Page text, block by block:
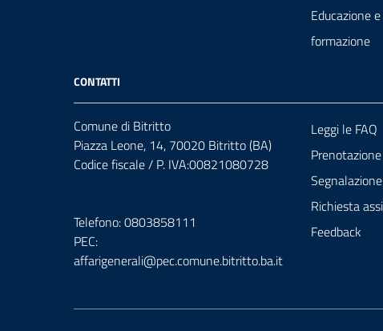
Educazione e
formazione
CONTATTI
Comune di Bitritto
Piazza Leone, 14, 70020 Bitritto (BA)
Codice fiscale / P. IVA:00821080728
Telefono: 0803858111
PEC:
affarigenerali@pec.comune.bitritto.ba.it
Leggi le FAQ
Richiesta
Feedback